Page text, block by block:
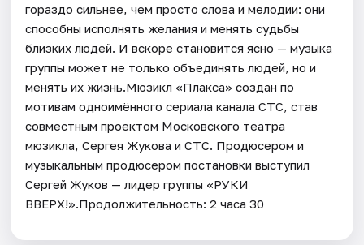
гораздо сильнее, чем просто слова и мелодии: они
способны исполнять желания и менять судьбы
близких людей. И вскоре становится ясно — музыка
группы может не только объединять людей, но и
менять их жизнь.Мюзикл «Плакса» создан по
мотивам одноимённого сериала канала СТС, став
совместным проектом Московского театра
мюзикла, Сергея Жукова и СТС. Продюсером и
музыкальным продюсером постановки выступил
Сергей Жуков — лидер группы «РУКИ
ВВЕРХ!».Продолжительность: 2 часа 30